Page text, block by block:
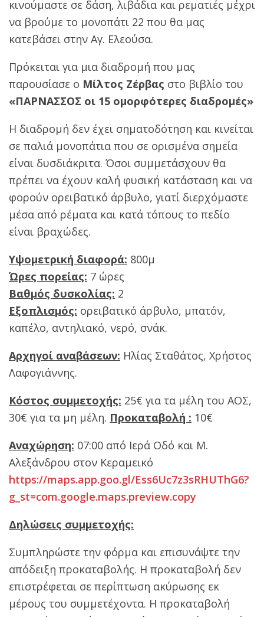
κινούμαστε σε δάση, λιβάδια και ρεματιές μέχρι
να βρούμε το μονοπάτι 22 που θα μας
κατεβάσει στην Αγ. Ελεούσα.
Πρόκειται για μια διαδρομή που μας
παρουσίασε ο Μίλτος Ζέρβας στο βιβλίο του
«ΠΑΡΝΑΣΣΟΣ οι 15 ομορφότερες διαδρομές»
Η διαδρομή δεν έχει σηματοδότηση και κινείται
σε παλιά μονοπάτια που σε ορισμένα σημεία
είναι δυσδιάκριτα. Όσοι συμμετάσχουν θα
πρέπει να έχουν καλή φυσική κατάσταση και να
φορούν ορειβατικό άρβυλο, γιατί διερχόμαστε
μέσα από ρέματα και κατά τόπους το πεδίο
είναι βραχώδες.
Υψομετρική διαφορά: 800μ
Ώρες πορείας: 7 ώρες
Βαθμός δυσκολίας: 2
Εξοπλισμός: ορειβατικό άρβυλο, μπατόν,
καπέλο, αντηλιακό, νερό, σνάκ.
Αρχηγοί αναβάσεων: Ηλίας Σταθάτος, Χρήστος
Λαφογιάννης.
Κόστος συμμετοχής: 25€ για τα μέλη του ΑΟΣ,
30€ για τα μη μέλη. Προκαταβολή : 10€
Αναχώρηση: 07:00 από Ιερά Οδό και Μ.
Αλεξάνδρου στον Κεραμεικό
https://maps.app.goo.gl/Ess6Uc7z3sRHUThG6?
g_st=com.google.maps.preview.copy
Δηλώσεις συμμετοχής:
Συμπληρώστε την φόρμα και επισυνάψτε την
απόδειξη προκαταβολής. H προκαταβολή δεν
επιστρέφεται σε περίπτωση ακύρωσης εκ
μέρους του συμμετέχοντα. H προκαταβολή